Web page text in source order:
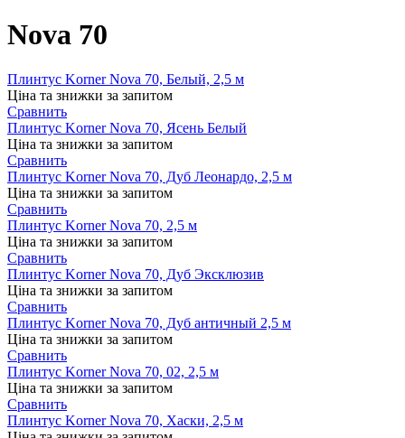
Nova 70
Плинтус Korner Nova 70, Белый, 2,5 м
Ціна та знижки за запитом
Сравнить
Плинтус Korner Nova 70, Ясень Белый
Ціна та знижки за запитом
Сравнить
Плинтус Korner Nova 70, Дуб Леонардо, 2,5 м
Ціна та знижки за запитом
Сравнить
Плинтус Korner Nova 70, 2,5 м
Ціна та знижки за запитом
Сравнить
Плинтус Korner Nova 70, Дуб Эксклюзив
Ціна та знижки за запитом
Сравнить
Плинтус Korner Nova 70, Дуб античный 2,5 м
Ціна та знижки за запитом
Сравнить
Плинтус Korner Nova 70, 02, 2,5 м
Ціна та знижки за запитом
Сравнить
Плинтус Korner Nova 70, Хаски, 2,5 м